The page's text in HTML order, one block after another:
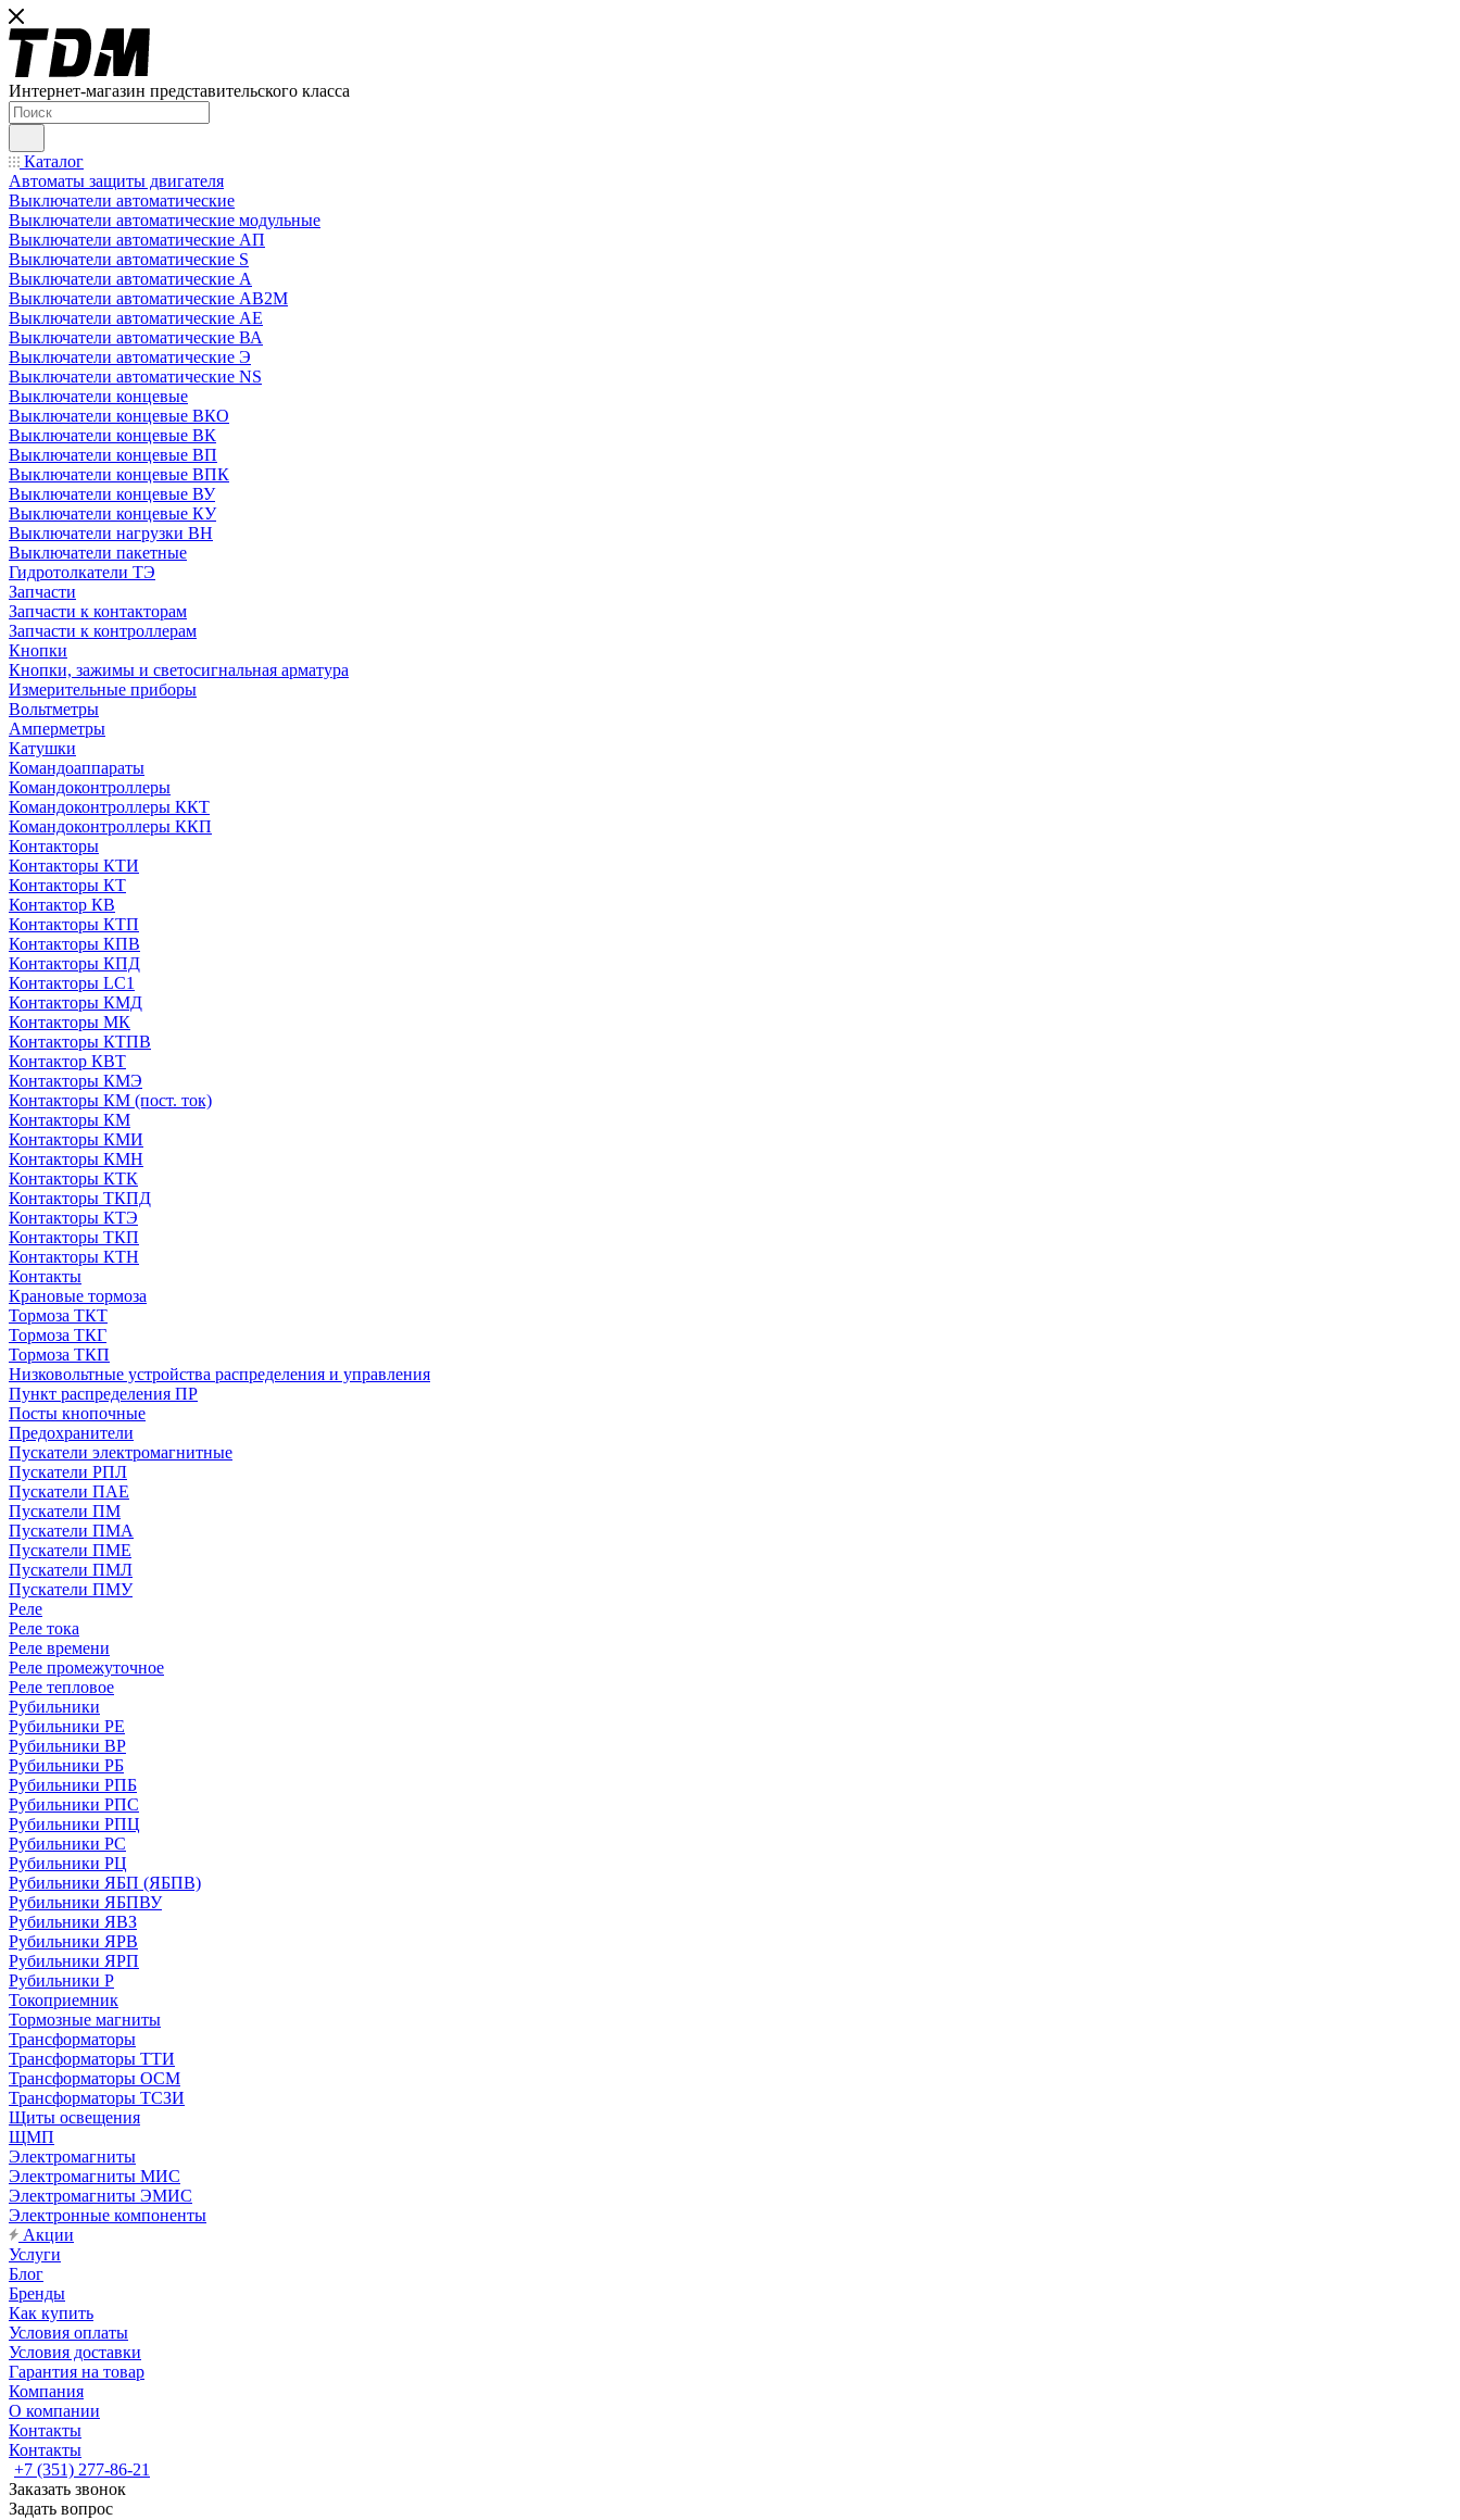
Интернет-магазин представительского класса
Каталог
Автоматы защиты двигателя
Выключатели автоматические
Выключатели автоматические модульные
Выключатели автоматические АП
Выключатели автоматические S
Выключатели автоматические А
Выключатели автоматические АВ2М
Выключатели автоматические АЕ
Выключатели автоматические ВА
Выключатели автоматические Э
Выключатели автоматические NS
Выключатели концевые
Выключатели концевые ВКО
Выключатели концевые ВК
Выключатели концевые ВП
Выключатели концевые ВПК
Выключатели концевые ВУ
Выключатели концевые КУ
Выключатели нагрузки ВН
Выключатели пакетные
Гидротолкатели ТЭ
Запчасти
Запчасти к контакторам
Запчасти к контроллерам
Кнопки
Кнопки, зажимы и светосигнальная арматура
Измерительные приборы
Вольтметры
Амперметры
Катушки
Командоаппараты
Командоконтроллеры
Командоконтроллеры ККТ
Командоконтроллеры ККП
Контакторы
Контакторы КТИ
Контакторы КТ
Контактор КВ
Контакторы КТП
Контакторы КПВ
Контакторы КПД
Контакторы LC1
Контакторы КМД
Контакторы МК
Контакторы КТПВ
Контактор КВТ
Контакторы КМЭ
Контакторы КМ (пост. ток)
Контакторы КМ
Контакторы КМИ
Контакторы КМН
Контакторы КТК
Контакторы ТКПД
Контакторы КТЭ
Контакторы ТКП
Контакторы КТН
Контакты
Крановые тормоза
Тормоза ТКТ
Тормоза ТКГ
Тормоза ТКП
Низковольтные устройства распределения и управления
Пункт распределения ПР
Посты кнопочные
Предохранители
Пускатели электромагнитные
Пускатели РПЛ
Пускатели ПАЕ
Пускатели ПМ
Пускатели ПМА
Пускатели ПМЕ
Пускатели ПМЛ
Пускатели ПМУ
Реле
Реле тока
Реле времени
Реле промежуточное
Реле тепловое
Рубильники
Рубильники РЕ
Рубильники ВР
Рубильники РБ
Рубильники РПБ
Рубильники РПС
Рубильники РПЦ
Рубильники РС
Рубильники РЦ
Рубильники ЯБП (ЯБПВ)
Рубильники ЯБПВУ
Рубильники ЯВЗ
Рубильники ЯРВ
Рубильники ЯРП
Рубильники Р
Токоприемник
Тормозные магниты
Трансформаторы
Трансформаторы ТТИ
Трансформаторы ОСМ
Трансформаторы ТСЗИ
Щиты освещения
ЩМП
Электромагниты
Электромагниты МИС
Электромагниты ЭМИС
Электронные компоненты
Акции
Услуги
Блог
Бренды
Как купить
Условия оплаты
Условия доставки
Гарантия на товар
Компания
О компании
Контакты
Контакты
+7 (351) 277-86-21
Заказать звонок
Задать вопрос